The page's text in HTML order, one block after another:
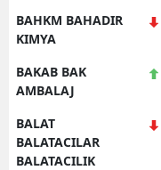
BAHKM BAHADIR
KIMYA
BAKAB BAK
AMBALAJ
BALAT
BALATACILAR
BALATACILIK